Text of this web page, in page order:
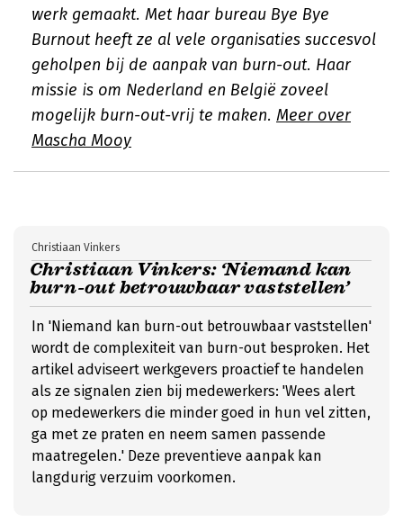
werk gemaakt. Met haar bureau Bye Bye
Burnout heeft ze al vele organisaties succesvol
geholpen bij de aanpak van burn-out. Haar
missie is om Nederland en België zoveel
mogelijk burn-out-vrij te maken. Meer over
Mascha Mooy
Christiaan Vinkers: ‘Niemand kan
burn-out betrouwbaar vaststellen’
Christiaan Vinkers
In 'Niemand kan burn-out betrouwbaar vaststellen'
wordt de complexiteit van burn-out besproken. Het
artikel adviseert werkgevers proactief te handelen
als ze signalen zien bij medewerkers: 'Wees alert
op medewerkers die minder goed in hun vel zitten,
ga met ze praten en neem samen passende
maatregelen.' Deze preventieve aanpak kan
langdurig verzuim voorkomen.